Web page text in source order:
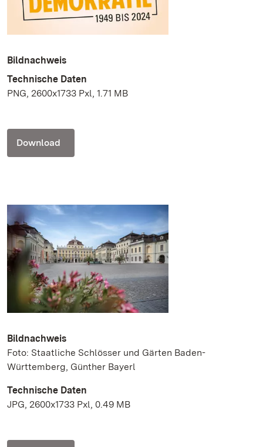
Bildnachweis
Technische Daten
PNG, 2600x1733 Pxl, 1.71 MB
Download
Bildnachweis
Foto: Staatliche Schlösser und Gärten Baden-
Württemberg, Günther Bayerl
Technische Daten
JPG, 2600x1733 Pxl, 0.49 MB